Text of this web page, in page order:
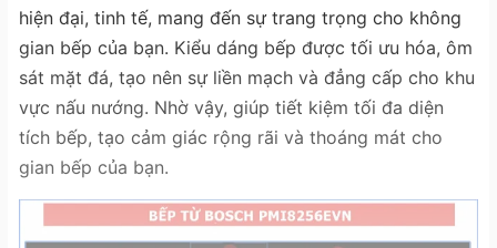
hiện đại, tinh tế, mang đến sự trang trọng cho không
gian bếp của bạn. Kiểu dáng bếp được tối ưu hóa, ôm
sát mặt đá, tạo nên sự liền mạch và đẳng cấp cho khu
vực nấu nướng. Nhờ vậy, giúp tiết kiệm tối đa diện
tích bếp, tạo cảm giác rộng rãi và thoáng mát cho
gian bếp của bạn.